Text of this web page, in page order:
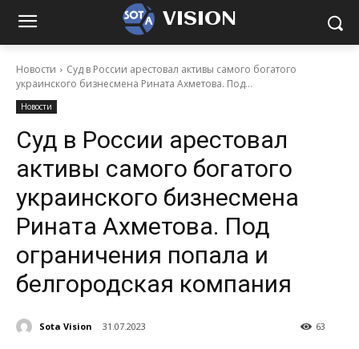
VISION
Новости
Суд в России арестовал активы самого богатого
украинского бизнесмена Рината Ахметова. Под...
Новости
Суд в России арестовал
активы самого богатого
украинского бизнесмена
Рината Ахметова. Под
ограничения попала и
белгородская компания
Sota Vision 31.07.2023 63